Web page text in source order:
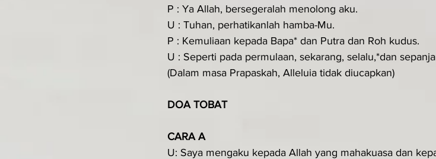
P : Ya Allah, bersegeralah menolong aku.
U : Tuhan, perhatikanlah hamba-Mu.
P : Kemuliaan kepada Bapa* dan Putra dan Roh kudus.
U : Seperti pada permulaan, sekarang, selalu,*dan
(Dalam masa Prapaskah, Alleluia tidak diucapkan)
DOA TOBAT
CARA A
U: Saya mengaku kepada Allah yang mahakuasa dan